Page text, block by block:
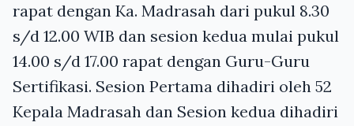
rapat dengan Ka. Madrasah dari pukul 8.30
s/d 12.00 WIB dan sesion kedua mulai pukul
14.00 s/d 17.00 rapat dengan Guru-Guru
Sertifikasi. Sesion Pertama dihadiri oleh 52
Kepala Madrasah dan Sesion kedua dihadiri